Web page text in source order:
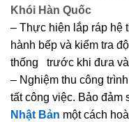
Khói Hàn Quốc
– Thực hiện lắp ráp hệ
hành bếp và kiểm tra
thống trước khi đưa
– Nghiệm thu công
tất công việc. Bảo đảm
Nhật Bản một cách